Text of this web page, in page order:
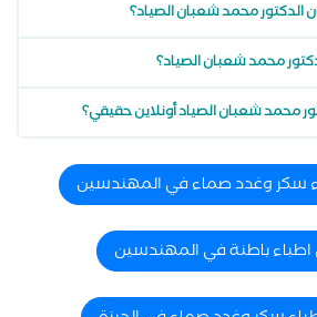
الدكتور محمد شعبان الصياد؟
محمد شعبان الصياد؟
محمد شعبان الصياد أونلاين حقيقي؟
سكر وغدد صماء في المهندسين
اطباء باطنة في المهندسين